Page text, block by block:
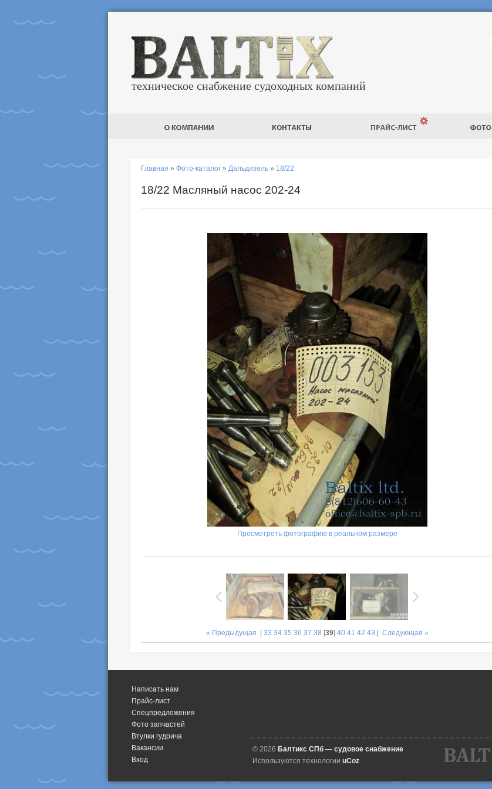
техническое снабжение судоходных компаний
Главная » Фото-каталог » Дальдизель » 18/22
18/22 Масляный насос 202-24
Просмотреть фотографию в реальном размере
« Предыдущая 33 34 35 36 37 38 [39] 40 41 42 43 Следующая »
Написать нам
Прайс-лист
Спецпредложения
Фото запчастей
Втулки гудрича
Вакансии
Вход
© 2026 Балтикс СПб — судовое снабжение
Используются технологии uCoz